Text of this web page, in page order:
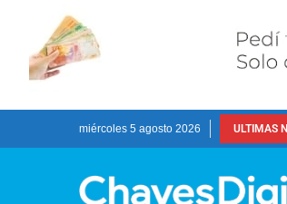
miércoles 5 agosto 2026 ULTIMAS